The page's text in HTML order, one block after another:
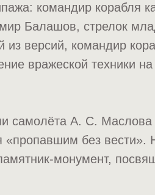
командир корабля
Балашов, стрелок
из версий, командир
вражеской техники
самолёта А. С.
«пропавшим без вести».
монумент,